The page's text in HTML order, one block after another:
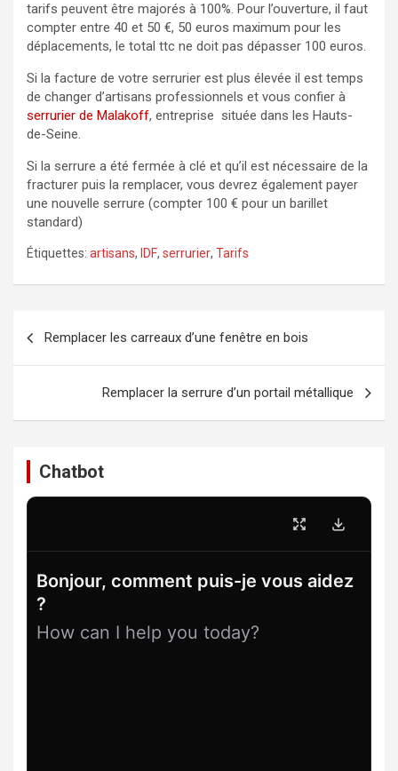
tarifs peuvent être majorés à 100%. Pour l’ouverture, il faut
compter entre 40 et 50 €, 50 euros maximum pour les
déplacements, le total ttc ne doit pas dépasser 100 euros.
Si la facture de votre serrurier est plus élevée il est temps
de changer d’artisans professionnels et vous confier à
serrurier de Malakoff, entreprise située dans les Hauts-
de-Seine.
Si la serrure a été fermée à clé et qu’il est nécessaire de la
fracturer puis la remplacer, vous devrez également payer
une nouvelle serrure (compter 100 € pour un barillet
standard)
Étiquettes: artisans, IDF, serrurier, Tarifs
Remplacer les carreaux d’une fenêtre en bois
Remplacer la serrure d’un portail métallique
Chatbot
Bonjour, comment puis-je vous aidez
?
How can I help you today?